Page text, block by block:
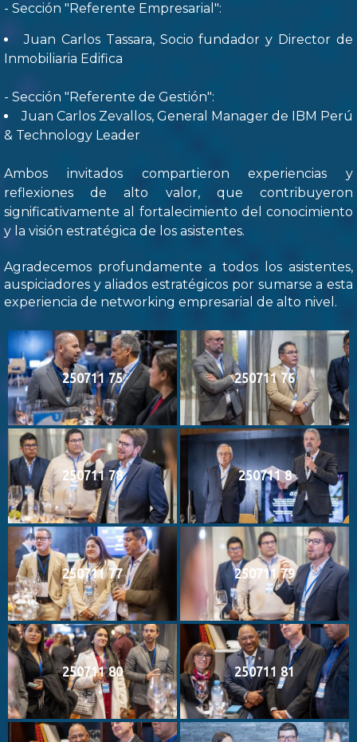
- Sección "Referente Empresarial":
Juan Carlos Tassara, Socio fundador y Director de
Inmobiliaria Edifica
- Sección "Referente de Gestión":
Juan Carlos Zevallos, General Manager de IBM Perú
& Technology Leader
Ambos invitados compartieron experiencias y
reflexiones de alto valor, que contribuyeron
significativamente al fortalecimiento del conocimiento
y la visión estratégica de los asistentes.
Agradecemos profundamente a todos los asistentes,
auspiciadores y aliados estratégicos por sumarse a esta
experiencia de networking empresarial de alto nivel.
250711 75 250711 76
250711 78 250711 8
250711 77 250711 79
250711 80 250711 81